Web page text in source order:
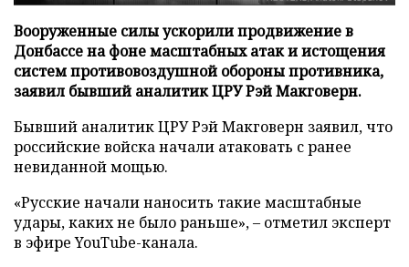
Вооруженные силы ускорили продвижение в
Донбассе на фоне масштабных атак и истощения
систем противовоздушной обороны противника,
заявил бывший аналитик ЦРУ Рэй Макговерн.
Бывший аналитик ЦРУ Рэй Макговерн заявил, что
российские войска начали атаковать с ранее
невиданной мощью.
«Русские начали наносить такие масштабные
удары, каких не было раньше», – отметил эксперт
в эфире YouTube-канала.